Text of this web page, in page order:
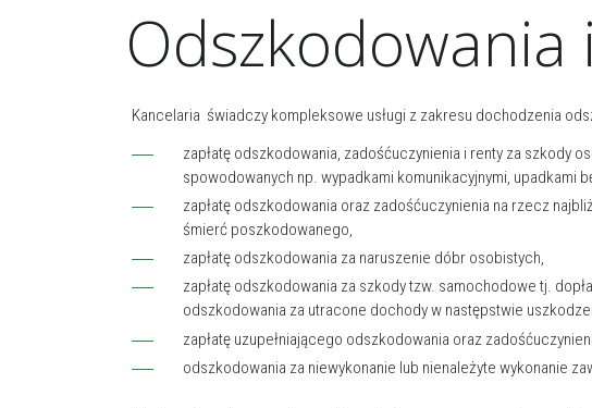
Odszkodowania
Kancelaria świadczy kompleksowe usługi z zakresu dochodzenia
zapłatę odszkodowania, zadośćuczynienia i renty za szkody
spowodowanych np. wypadkami komunikacyjnymi, upadkami
zapłatę odszkodowania oraz zadośćuczynienia na rzecz
śmierć poszkodowanego,
zapłatę odszkodowania za naruszenie dóbr osobistych,
zapłatę odszkodowania za szkody tzw. samochodowe tj.
odszkodowania za utracone dochody w następstwie
zapłatę uzupełniającego odszkodowania oraz
odszkodowania za niewykonanie lub nienależyte wykonanie